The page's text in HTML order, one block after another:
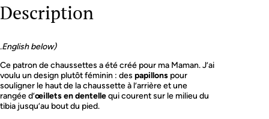
'
s
c
s
Description
.English below)
Ce patron de chaussettes a été créé pour ma Maman. J’ai
voulu un design plutôt féminin : des papillons pour
souligner le haut de la chaussette à l’arrière et une
rangée d’œillets en dentellequi courent sur le milieu du
tibia jusqu’au bout du pied.